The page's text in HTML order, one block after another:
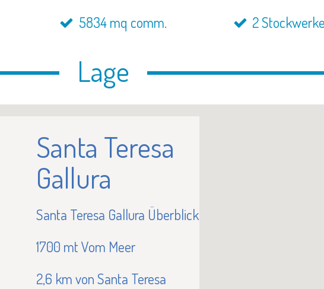
5834 mq comm. 2 Stockwerke
Lage
Santa Teresa
Gallura
Santa Teresa Gallura Überblick
1700 mt Vom Meer
2,6 km von Santa Teresa